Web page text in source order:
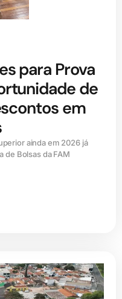
para Prova
de
em
ainda em 2026 já
de Bolsas da FAM